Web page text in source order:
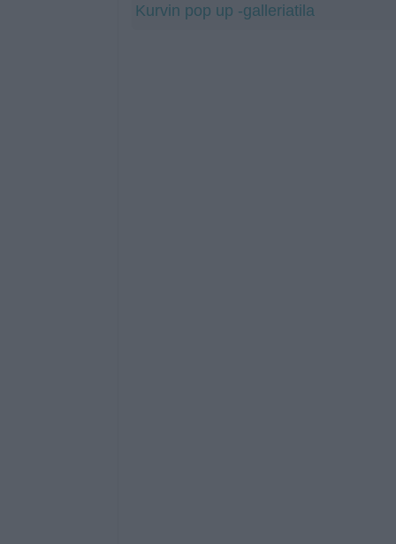
Kurvin pop up -galleriatila